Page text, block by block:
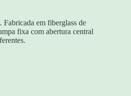
Fabricada em fiberglass de
fixa com abertura central